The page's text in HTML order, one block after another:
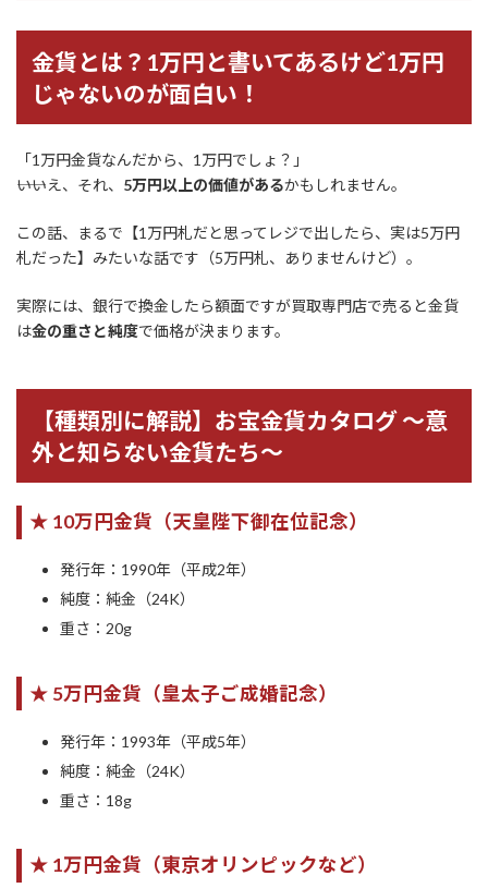
金貨とは？1万円と書いてあるけど1万円
じゃないのが面白い！
「1万円金貨なんだから、1万円でしょ？」
――いいえ、それ、 5万円以上の価値があるかもしれません。
この話、まるで【1万円札だと思ってレジで出したら、実は5万円
札だった】みたいな話です（5万円札、ありませんけど）。
実際には、銀行で換金したら額面ですが買取専門店で売ると金貨
は金の重さと純度で価格が決まります。
【種類別に解説】お宝金貨カタログ ～意
外と知らない金貨たち～
★ 10万円金貨（天皇陛下御在位記念）
発行年：1990年（平成2年）
純度：純金（24K）
重さ：20g
★ 5万円金貨（皇太子ご成婚記念）
発行年：1993年（平成5年）
純度：純金（24K）
重さ：18g
★ 1万円金貨（東京オリンピックなど）